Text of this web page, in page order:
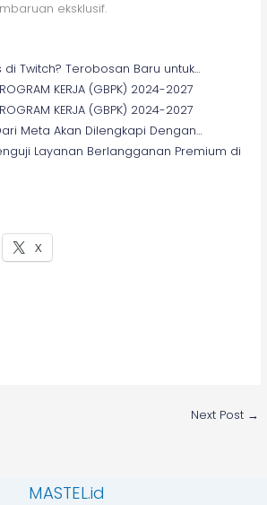
eksklusif.
di Twitch? Terobosan Baru untuk…
KERJA (GBPK) 2024-2027
KERJA (GBPK) 2024-2027
Meta Akan Dilengkapi Dengan…
Layanan Berlangganan Premium di
X
Next Post →
MASTEL.id